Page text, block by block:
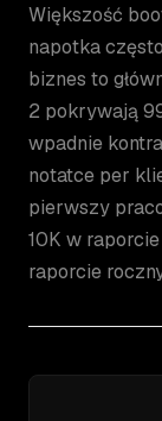
Większość
napotka
biznes to
2 pokrywają
wpadnie
notatce per
pierwszy
10K w
raporcie